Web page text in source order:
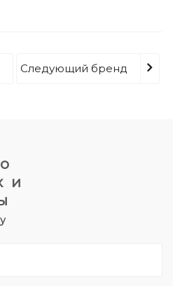
Следующий бренд
и